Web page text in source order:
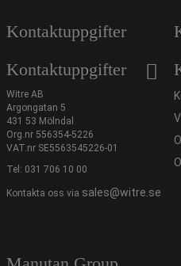
Kontaktuppgifter
Kontaktuppgifter
Witre AB
Argongatan 5
431 53 Mölndal
Org.nr 556354-5226
VAT.nr SE5563545226-01
Tel: 031 706 10 00
Kontakta oss via sales@witre.se